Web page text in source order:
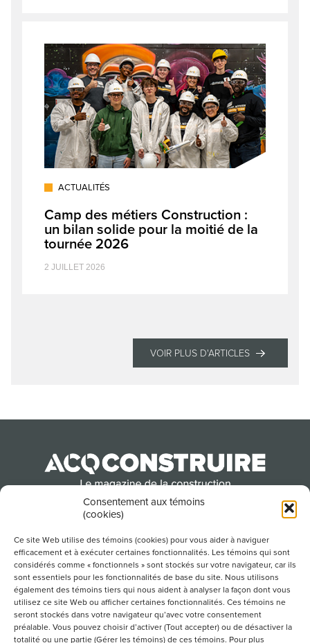
Consentement aux témoins
(cookies)
Ce site Web utilise des témoins (cookies) pour vous aider à naviguer
efficacement et à exécuter certaines fonctionnalités. Les témoins qui sont
considérés comme « fonctionnels » sont stockés sur votre navigateur, car ils
sont essentiels pour les fonctionnalités de base du site. Nous utilisons
également des témoins tiers qui nous aident à analyser la façon dont vous
utilisez ce site Web ou afficher certaines fonctionnalités. Ces témoins ne
seront stockés dans votre navigateur qu’avec votre consentement
préalable. Vous pouvez choisir d’activer (Tout accepter) ou de désactiver la
totalité ou une partie (Gérer les témoins) de ces témoins. Pour plus
ACTUALITÉS
Camp des métiers Construction :
un bilan solide pour la moitié de la
tournée 2026
2 JUILLET 2026
VOIR PLUS D'ARTICLES
Québec
POUR S’ABONNER À NOTRE INFOLETTRE